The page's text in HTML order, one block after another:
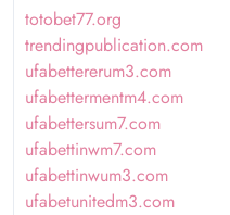
totobet77.org
trendingpublication.com
ufabettererum3.com
ufabettermentm4.com
ufabettersum7.com
ufabettinwm7.com
ufabettinwum3.com
ufabetunitedm3.com